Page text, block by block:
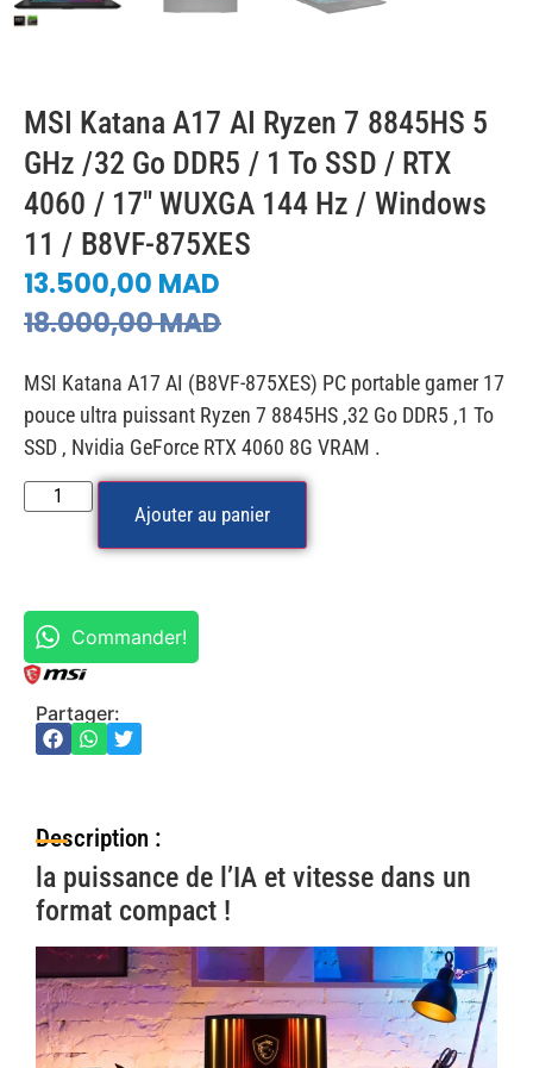
MSI Katana A17 AI Ryzen 7 8845HS 5
GHz /32 Go DDR5 / 1 To SSD / RTX
4060 / 17″ WUXGA 144 Hz / Windows
11 / B8VF-875XES
18.000,00MAD
13.500,00 MAD
MSI Katana A17 AI (B8VF-875XES) PC portable gamer 17
pouce ultra puissant Ryzen 7 8845HS ,32 Go DDR5 ,1 To
SSD , Nvidia GeForce RTX 4060 8G VRAM .
Ajouter au panier
Commander!
Partager:
Description :
la puissance de l’IA et vitesse dans un
format compact !